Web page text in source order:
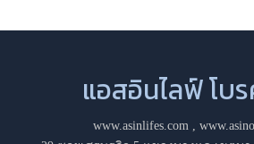
แอสอินไลฟ์ โบ
www.asinlifes.com,